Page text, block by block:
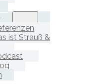
ist Strauß &